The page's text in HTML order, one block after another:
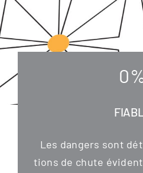
0
Les dan­gers sont
tions de chu­te